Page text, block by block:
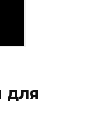
для